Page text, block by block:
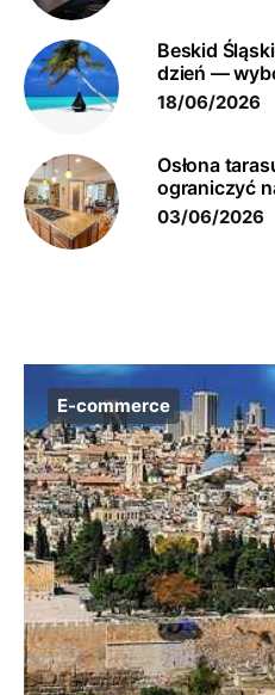
Beskid
dzień —
18/06/2026
Osłona
ograniczyć
03/06/2026
E-commerce